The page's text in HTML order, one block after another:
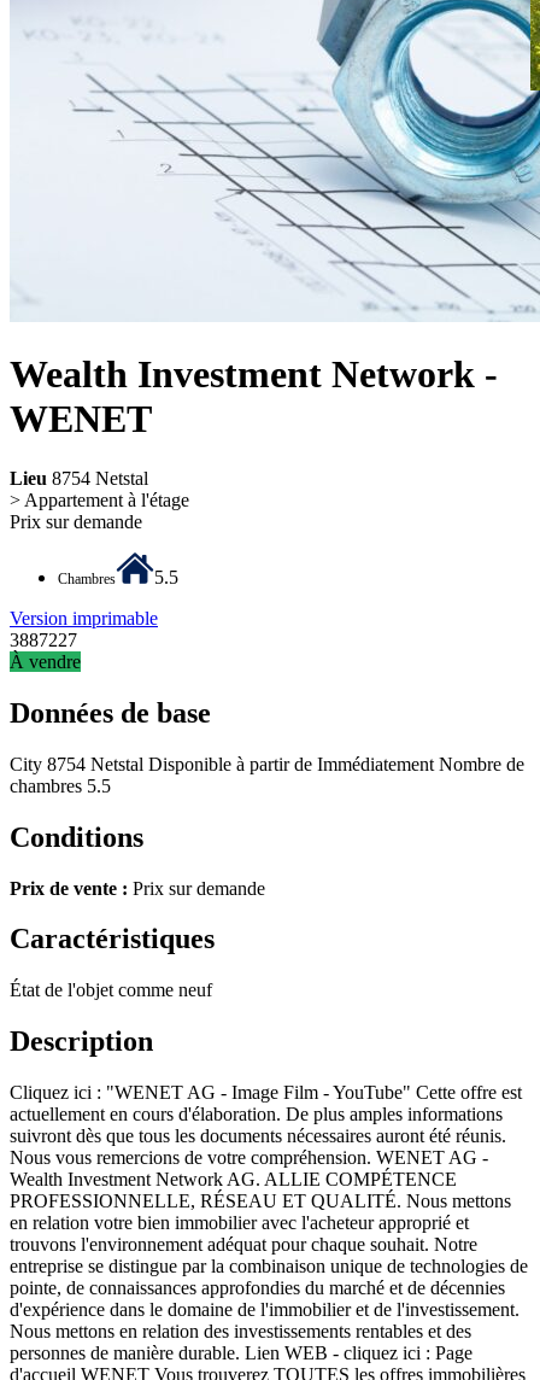
Wealth Investment Network -
WENET
Lieu 8754 Netstal
> Appartement à l'étage
Prix sur demande
Chambres
5.5
Version imprimable
3887227
À vendre
Données de base
City 8754 Netstal Disponible à partir de Immédiatement Nombre de
chambres 5.5
Conditions
Prix de vente : Prix sur demande
Caractéristiques
État de l'objet comme neuf
Description
Cliquez ici : "WENET AG - Image Film - YouTube" Cette offre est
actuellement en cours d'élaboration. De plus amples informations
suivront dès que tous les documents nécessaires auront été réunis.
Nous vous remercions de votre compréhension. WENET AG -
Wealth Investment Network AG. ALLIE COMPÉTENCE
PROFESSIONNELLE, RÉSEAU ET QUALITÉ. Nous mettons
en relation votre bien immobilier avec l'acheteur approprié et
trouvons l'environnement adéquat pour chaque souhait. Notre
entreprise se distingue par la combinaison unique de technologies de
pointe, de connaissances approfondies du marché et de décennies
d'expérience dans le domaine de l'immobilier et de l'investissement.
Nous mettons en relation des investissements rentables et des
personnes de manière durable. Lien WEB - cliquez ici : Page
d'accueil WENET Vous trouverez TOUTES les offres immobilières